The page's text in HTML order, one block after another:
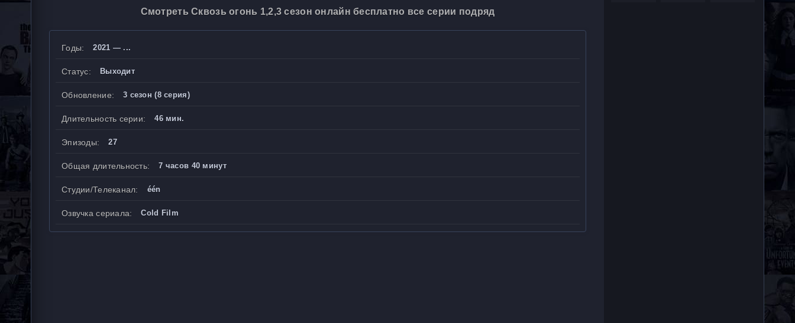
Смотреть Сквозь огонь 1,2,3 сезон онлайн бесплатно все серии подряд
Годы: 2021 — ...
Статус: Выходит
Обновление: 3 сезон (8 серия)
Длительность серии: 46 мин.
Эпизоды: 27
Общая длительность: 7 часов 40 минут
Студии/Телеканал: één
Озвучка сериала: Cold Film